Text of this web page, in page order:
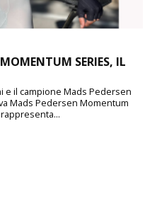
SERIES, IL
e il campione Mads Pedersen
Mads Pedersen Momentum